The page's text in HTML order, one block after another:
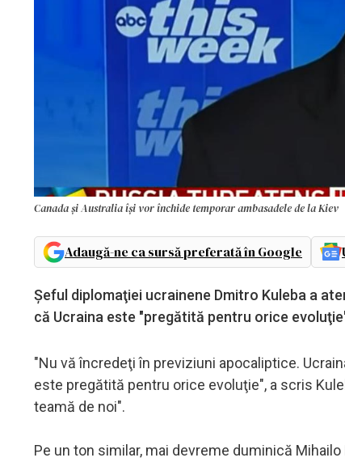
Canada și Australia își vor închide temporar ambasadele de la Kiev
Adaugă-ne ca sursă preferată în Google
Şeful diplomaţiei ucrainene Dmitro Kuleba a
că Ucraina este "pregătită pentru orice
"Nu vă încredeţi în previziuni apocaliptice.
este pregătită pentru orice evoluţie", a scris
teamă de noi".
Pe un ton similar, mai devreme duminică